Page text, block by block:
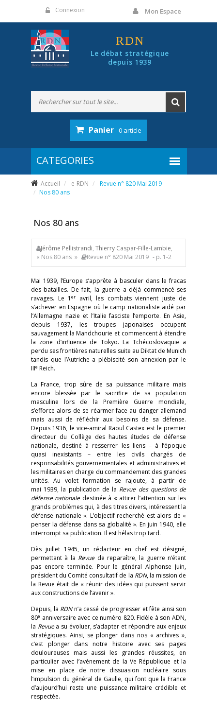
Connexion Mon Espace
RDN
Le débat stratégique
depuis 1939
Panier- 0 article
Accueil e-RDN
Revue n° 820 Mai 2019
Nos 80 ans
Nos 80 ans
Jérôme Pellistrandi, Thierry Caspar-Fille-Lambie,
« Nos 80 ans »
Revue n° 820 Mai 2019 - p. 1-2
Mai 1939, l’Europe s’apprête à basculer dans le fracas
des batailles. De fait, la guerre a déjà commencé ses
ravages. Le 1 er
avril, les combats viennent juste de
s’achever en Espagne où le camp nationaliste aidé par
l’Allemagne nazie et l’Italie fasciste l’emporte. En Asie,
depuis 1937, les troupes japonaises occupent
sauvagement la Mandchourie et commencent à étendre
la zone d’influence de Tokyo. La Tchécoslovaquie a
perdu ses frontières naturelles suite au Diktat de Munich
tandis que l’Autriche a plébiscité son annexion par le
IIIe Reich.
La France, trop sûre de sa puissance militaire mais
encore blessée par le sacrifice de sa population
masculine lors de la Première Guerre mondiale,
s’efforce alors de se réarmer face au danger allemand
mais aussi de réfléchir aux besoins de sa défense.
Depuis 1936, le vice-amiral Raoul Castex est le premier
directeur du Collège des hautes études de défense
nationale, destiné à resserrer les liens – à l’époque
quasi inexistants – entre les civils chargés de
responsabilités gouvernementales et administratives et
les militaires en charge du commandement des grandes
unités. Au volet formation se rajoute, à partir de
mai 1939, la publication de la Revue des questions de
défense nationaledestinée à « attirer l’attention sur les
grands problèmes qui, à des titres divers, intéressent la
défense nationale ». L’objectif recherché est alors de «
penser la défense dans sa globalité ». En juin 1940, elle
interrompt sa publication. Il est hélas trop tard.
Dès juillet 1945, un rédacteur en chef est désigné,
permettant à la Revuede reparaître, la guerre n’étant
pas encore terminée. Pour le général Alphonse Juin,
président du Comité consultatif de la RDN, la mission de
la Revue était de « réunir des idées qui puissent servir
aux constructions de l’avenir ».
Depuis, la RDNn’a cessé de progresser et fête ainsi son
80e anniversaire avec ce numéro 820. Fidèle à son ADN,
la Revuea su évoluer, s’adapter et répondre aux enjeux
stratégiques. Ainsi, se plonger dans nos « archives »,
c’est plonger dans notre histoire avec ses pages
douloureuses mais aussi les grandes réussites, en
particulier avec l’avènement de la Ve République et la
mise en place de notre dissuasion nucléaire sous
l’impulsion du général de Gaulle, qui font que la France
d’aujourd’hui reste une puissance militaire crédible et
respectée.